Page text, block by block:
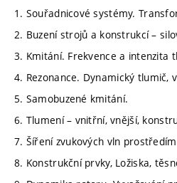
1. Souřadnicové systémy.
2. Buzení strojů a konstrukcí –
3. Kmitání. Frekvence a intenzita
4. Rezonance. Dynamický tlumič,
5. Samobuzené kmitání.
6. Tlumení – vnitřní, vnější,
7. Šíření zvukových vln
8. Konstrukční prvky, Ložiska,